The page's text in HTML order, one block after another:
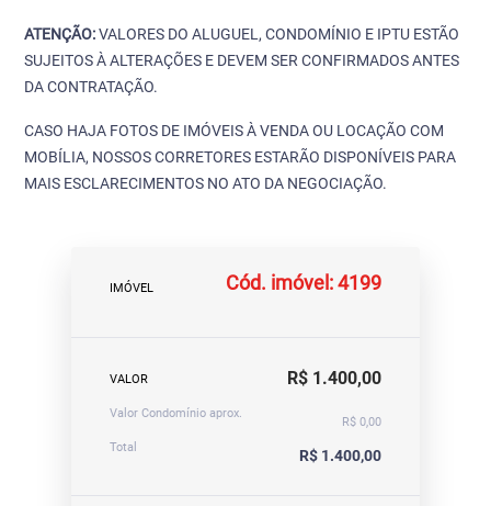
ATENÇÃO:VALORES DO ALUGUEL, CONDOMÍNIO E IPTU ESTÃO
SUJEITOS À ALTERAÇÕES E DEVEM SER CONFIRMADOS ANTES
DA CONTRATAÇÃO.
CASO HAJA FOTOS DE IMÓVEIS À VENDA OU LOCAÇÃO COM
MOBÍLIA, NOSSOS CORRETORES ESTARÃO DISPONÍVEIS PARA
MAIS ESCLARECIMENTOS NO ATO DA NEGOCIAÇÃO.
IMÓVEL Cód. imóvel: 4199
VALOR R$ 1.400,00
Valor Condomínio aprox.
R$ 0,00
Total
R$ 1.400,00